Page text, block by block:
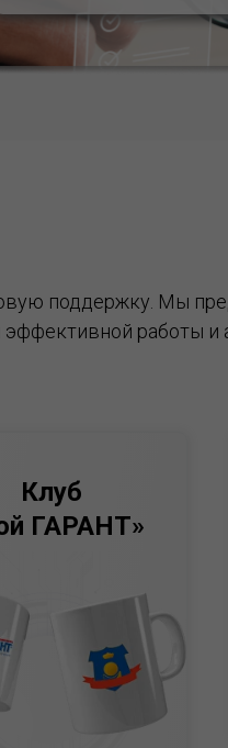
поддержку. Мы
работы и
Клуб
ГАРАНТ»